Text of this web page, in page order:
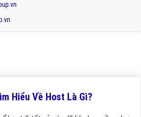
Hiểu Về Host Là Gì?